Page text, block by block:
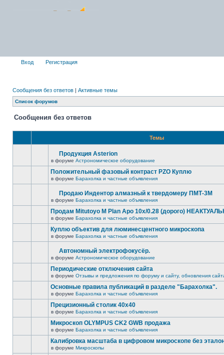
Вход Регистрация
Сообщения без ответов | Активные темы
Список форумов
Сообщения без ответов
Темы
Продукция Asterion
в форуме Астрономическое оборудование
Положительный фазовый контраст PZO Куплю
в форуме Барахолка и частные объявления
Продаю Индентор алмазный к твердомеру ПМТ-3М
в форуме Барахолка и частные объявления
Продам Mitutoyo M Plan Apo 10x/0.28 (дорого)
в форуме Барахолка и частные объявления
Куплю объектив для люминесцентного микроскопа
в форуме Барахолка и частные объявления
Автономный электрофокусёр.
в форуме Астрономическое оборудование
Периодические отключения сайта
в форуме Отзывы и предложения по форуму и сайту, обновления
Основные правила публикаций в разделе "Барахолка".
в форуме Барахолка и частные объявления
Прецизионный столик 40х40
в форуме Барахолка и частные объявления
Микроскоп OLYMPUS CK2 GWB продажа
в форуме Барахолка и частные объявления
Калибровка масштаба в цифровом микроскопе без
в форуме Микроскопы